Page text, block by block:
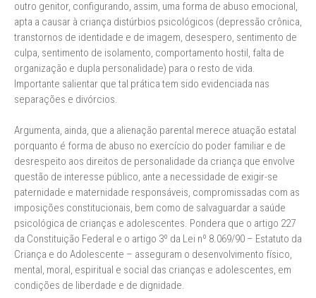
outro genitor, configurando, assim, uma forma de abuso emocional,
apta a causar à criança distúrbios psicológicos (depressão crônica,
transtornos de identidade e de imagem, desespero, sentimento de
culpa, sentimento de isolamento, comportamento hostil, falta de
organização e dupla personalidade) para o resto de vida.
Importante salientar que tal prática tem sido evidenciada nas
separações e divórcios.
Argumenta, ainda, que a alienação parental merece atuação estatal
porquanto é forma de abuso no exercício do poder familiar e de
desrespeito aos direitos de personalidade da criança que envolve
questão de interesse público, ante a necessidade de exigir-se
paternidade e maternidade responsáveis, compromissadas com as
imposições constitucionais, bem como de salvaguardar a saúde
psicológica de crianças e adolescentes. Pondera que o artigo 227
da Constituição Federal e o artigo 3º da Lei nº 8.069/90 – Estatuto da
Criança e do Adolescente – asseguram o desenvolvimento físico,
mental, moral, espiritual e social das crianças e adolescentes, em
condições de liberdade e de dignidade.